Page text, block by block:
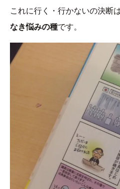
これに行く・行かないの決断は
なき悩みの種です。